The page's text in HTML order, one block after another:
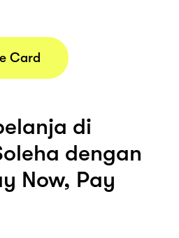
Card
di
dengan
Now, Pay